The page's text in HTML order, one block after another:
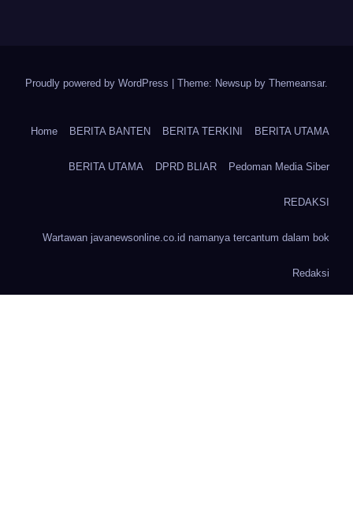
Proudly powered by WordPress | Theme: Newsup by Themeansar.
Home BERITA BANTEN BERITA TERKINI BERITA UTAMA
BERITA UTAMA DPRD BLIAR Pedoman Media Siber
REDAKSI
Wartawan javanewsonline.co.id namanya tercantum dalam bok
Redaksi